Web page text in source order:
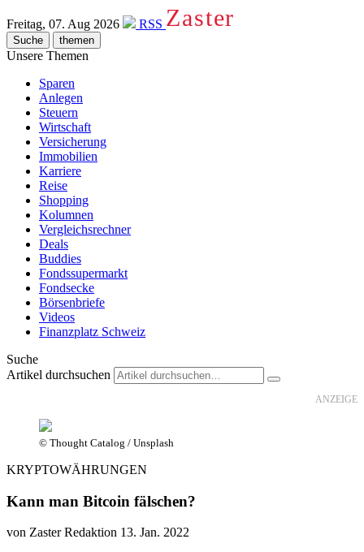
Freitag, 07. Aug 2026 RSS Zaster
Suche themen
Unsere Themen
Sparen
Anlegen
Steuern
Wirtschaft
Versicherung
Immobilien
Karriere
Reise
Shopping
Kolumnen
Vergleichsrechner
Deals
Buddies
Fondssupermarkt
Fondsecke
Börsenbriefe
Videos
Finanzplatz Schweiz
Suche
Artikel durchsuchen
ANZEIGE
© Thought Catalog / Unsplash
KRYPTOWÄHRUNGEN
Kann man Bitcoin fälschen?
von Zaster Redaktion 13. Jan. 2022